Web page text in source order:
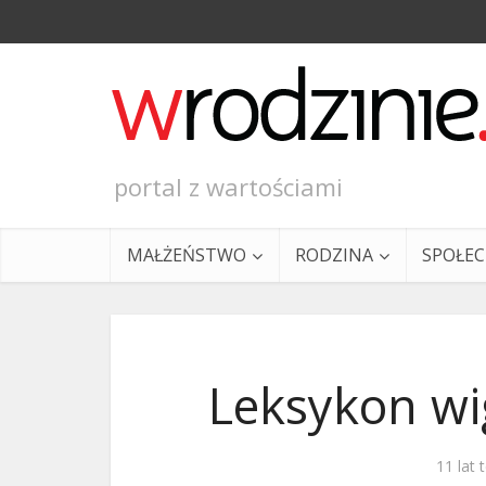
portal z wartościami
MAŁŻEŃSTWO RODZINA
Leksykon
11 lat